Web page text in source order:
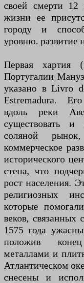
своей смерти
жизни ее
городу и
уровню. развитие
Первая хартия
Португалии
указано в Livro
Estremadura.
вдоль реки
существовать и
соляной
коммерческое
исторического
стена, что
рост населения.
религиозных
которые
веков,
1575 года
положив
металлами и
Атлантическом
снесены и